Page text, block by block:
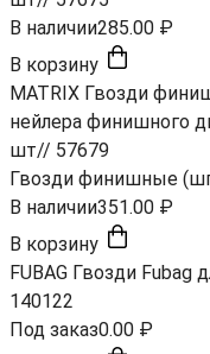
В наличии285.00 ₽
В корзину
MATRIX Гвозди
нейлера финишного
шт// 57679
Гвозди финишные
В наличии351.00 ₽
В корзину
FUBAG Гвозди
140122
Под заказ0.00 ₽